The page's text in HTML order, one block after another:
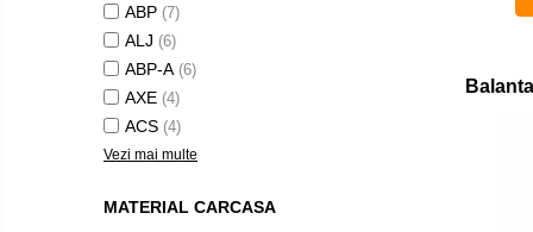
Masurarea intensitatii sunetului
Termometre cu infrarosu
Standuri testare forta
Standuri testare manuala
Standuri testare motorizata
ABP (7)
ALJ (6)
ABP-A (6)
AXE (4)
ACS (4)
Vezi mai multe
MATERIAL CARCASA